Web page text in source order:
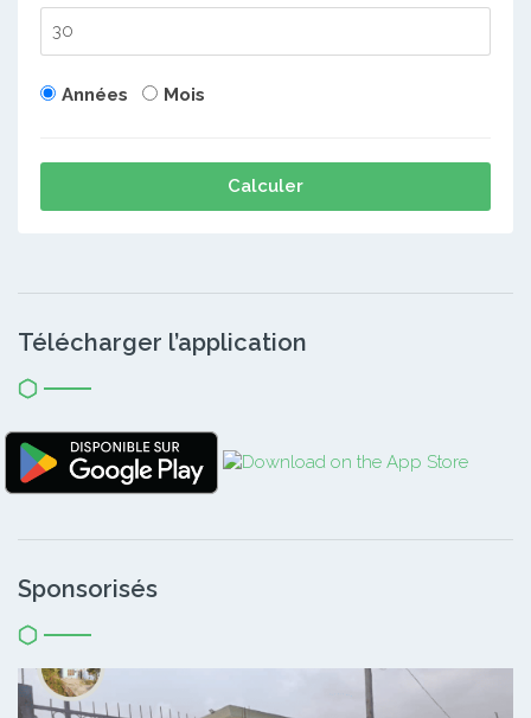
Années Mois
Calculer
Télécharger l’application
Sponsorisés